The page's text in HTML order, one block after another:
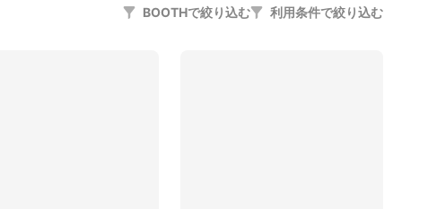
BOOTHで絞り込む 利用条件で絞り込む